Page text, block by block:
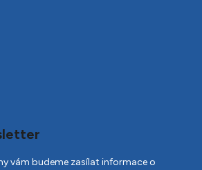
vám budeme zasílat informace o